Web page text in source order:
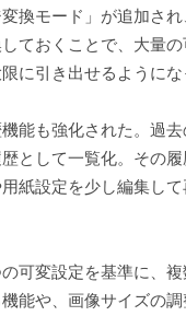
換モード」が追加さ
ておくことで、大量
に引き出せるようにな
能も強化された。過去
として一覧化。その
紙設定を少し編集し
可変設定を基準に、複
能や、画像サイズの